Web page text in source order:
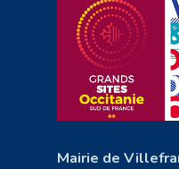
Mairie de